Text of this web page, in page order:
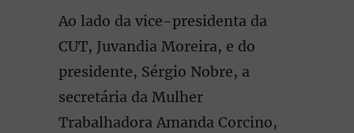
Ao lado da vice-presidenta da
CUT, Juvandia Moreira, e do
presidente, Sérgio Nobre, a
secretária da Mulher
Trabalhadora Amanda Corcino,